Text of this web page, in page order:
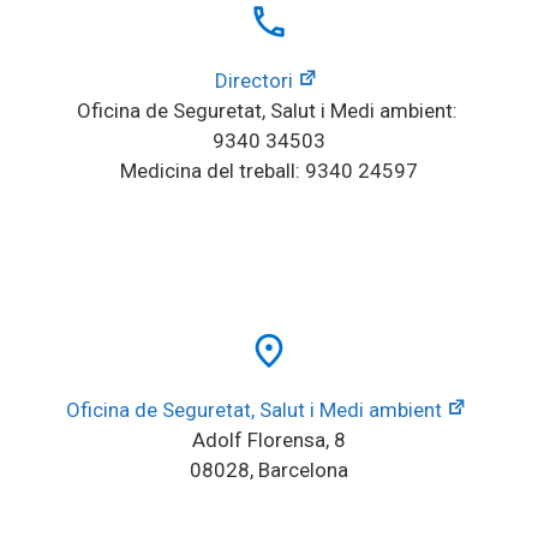
local_phone
Directori
Oficina de Seguretat, Salut i Medi ambient:
9340 34503
Medicina del treball: 9340 24597
place
Oficina de Seguretat, Salut i Medi ambient
Adolf Florensa, 8
08028, Barcelona